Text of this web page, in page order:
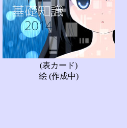
(表カード)
絵 (作成中)